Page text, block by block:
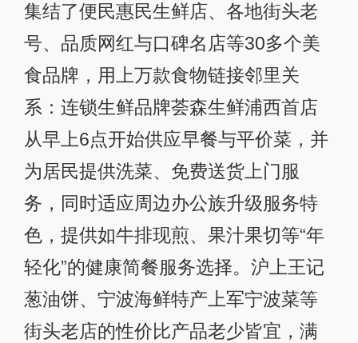
集结了便民惠民生鲜店、各地街头老
号、品质网红与口碑名店等30多个美
食品牌，用上万款食物链接邻里关
系：连锁生鲜品牌荟森生鲜浦西首店
从早上6点开始供应早餐与平价菜，并
为居民提供洗菜、免费送货上门服
务，同时适应周边办公族升级服务特
色，提供如牛排现煎、果汁果切等“年
轻化”的健康简餐服务选择。沪上王记
葱油饼、宁波海鲜特产上军宁波菜等
街头老店的性价比产品老少皆宜，满